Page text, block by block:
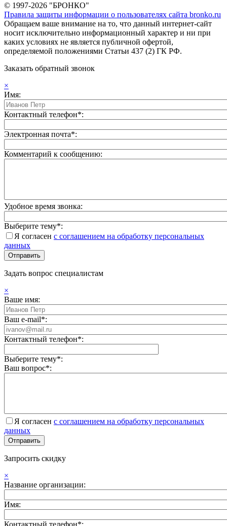
© 1997-2026 "БРОНКО"
Правила защиты информации о пользователях сайта bronko.ru
Обращаем ваше внимание на то, что данный интернет-сайт
носит исключительно информационный характер и ни при
каких условиях не является публичной офертой,
определяемой положениями Статьи 437 (2) ГК РФ.
Заказать обратный звонок
×
Имя:
Контактный телефон*:
Электронная почта*:
Комментарий к сообщению:
Удобное время звонка:
Выберите тему*:
Я согласен с соглашением на обработку персональных
данных
Задать вопрос специалистам
×
Ваше имя:
Ваш e-mail*:
Контактный телефон*:
Выберите тему*:
Ваш вопрос*:
Я согласен с соглашением на обработку персональных
данных
Запросить скидку
×
Название организации:
Имя:
Контактный телефон*: